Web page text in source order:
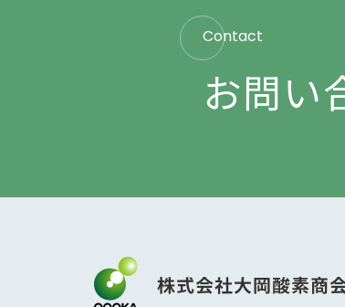
Contact
お問い